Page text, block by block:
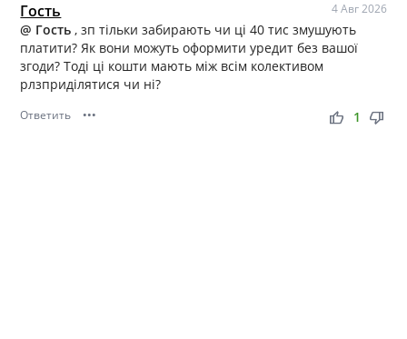
Гость 4 Авг 2026
@ Гость, зп тільки забирають чи ці 40 тис змушують
платити? Як вони можуть оформити уредит без вашої
згоди? Тоді ці кошти мають між всім колективом
рлзприділятися чи ні?
Ответить ••• thumb_up thumb_down
1